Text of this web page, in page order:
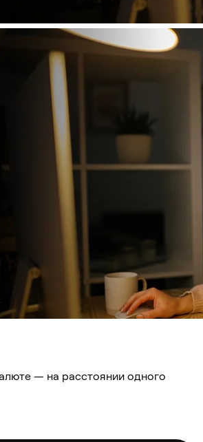
— на расстоянии одного